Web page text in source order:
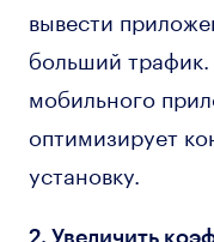
вывести
больший
мобильного
оптимизирует
установку.
2. Увеличить